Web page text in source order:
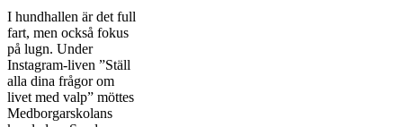
I hundhallen är det full
fart, men också fokus
på lugn. Under
Instagram-liven ”Ställ
alla dina frågor om
livet med valp” möttes
Medborgarskolans